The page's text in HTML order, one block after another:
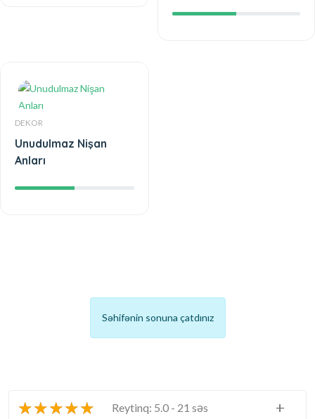
DEKOR
Unudulmaz Nişan
Anları
Səhifənin sonuna çatdınız
★★★★★ Reytinq: 5.0 - 21 səs +